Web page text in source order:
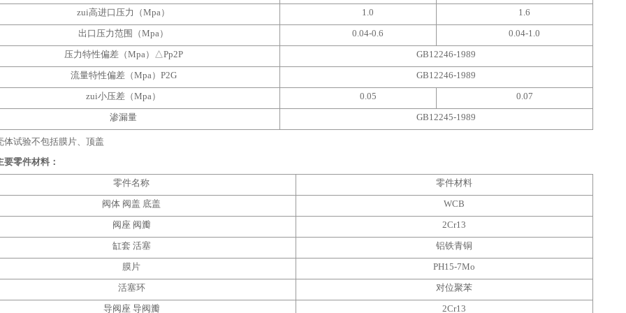
zui高进口压力（Mpa）
1.0
1.6
出口压力范围（Mpa）
0.04-0.6
0.04-1.0
压力特性偏差（Mpa）△Pp2P
GB12246-1989
流量特性偏差（Mpa）P2G
GB12246-1989
zui小压差（Mpa）
0.05
0.07
渗漏量
GB12245-1989
体试验不包括膜片、顶盖
要零件材料：
零件名称
零件材料
阀体 阀盖 底盖
WCB
阀座 阀瓣
2Cr13
缸套 活塞
铝铁青铜
膜片
PH15-7Mo
活塞环
对位聚苯
导阀座 导阀瓣
2Cr13